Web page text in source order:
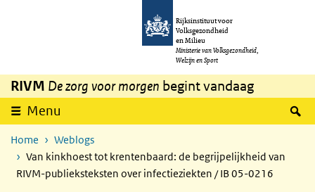
Overslaan en naar de inhoud gaan
Rijksinstituut voor
Volksgezondheid
en Milieu
Ministerie van Volksgezondheid,
Welzijn en Sport
RIVM De zorg voor morgen begint vandaag
Menu
Home
Weblogs
Van kinkhoest tot krentenbaard: de begrijpelijkheid van
RIVM-publieksteksten over infectieziekten / IB 05-0216